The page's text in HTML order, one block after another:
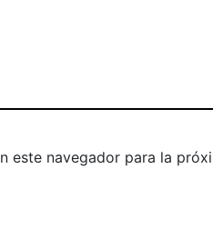
este navegador para la